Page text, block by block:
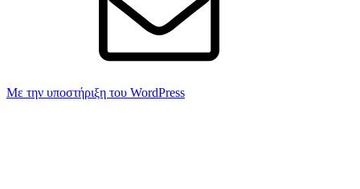
Με την υποστήριξη του WordPress